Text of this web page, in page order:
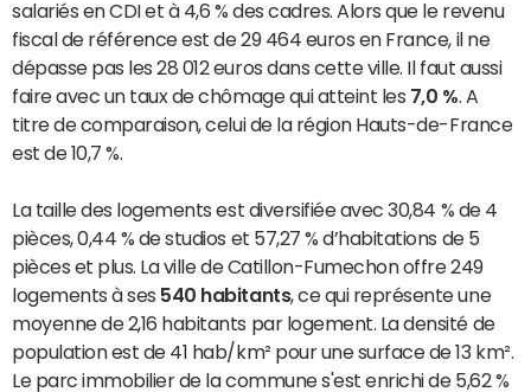
salariés en CDI et à 4,6 % des cadres. Alors que le revenu
fiscal de référence est de 29 464 euros en France, il ne
dépasse pas les 28 012 euros dans cette ville. Il faut aussi
faire avec un taux de chômage qui atteint les 7,0 % . A
titre de comparaison, celui de la région Hauts-de-France
est de 10,7 %.
La taille des logements est diversifiée avec 30,84 % de 4
pièces, 0,44 % de studios et 57,27 % d’habitations de 5
pièces et plus. La ville de Catillon-Fumechon offre 249
logements à ses 540 habitants, ce qui représente une
moyenne de 2,16 habitants par logement. La densité de
population est de 41 hab/km² pour une surface de 13 km².
Le parc immobilier de la commune s'est enrichi de 5,62 %